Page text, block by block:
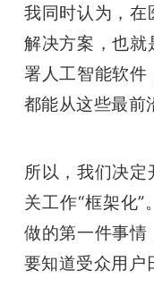
我同时认为，
解决方案，也就
署人工智能软件
都能从这些最前
所以，我们决
关工作“框架化
做的第一件事情
要知道受众用户